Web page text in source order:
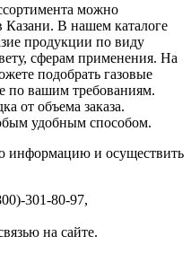
можно
Казани. В нашем каталоге
продукции по виду
сферам применения. На
подобрать газовые
по вашим требованиям.
от объема заказа.
удобным способом.
информацию и осуществить
301-80-97,
на сайте.